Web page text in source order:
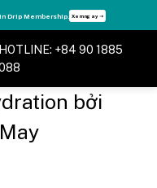
Drip Membership. Xem ngay ➝
HOTLINE: +84 90 1885
bởi